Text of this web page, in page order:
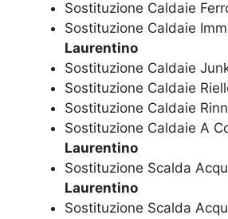
Sostituzione Caldaie
Sostituzione Caldaie
Laurentino
Sostituzione Caldaie
Sostituzione Caldaie
Sostituzione Caldaie
Sostituzione Caldaie A
Laurentino
Sostituzione Scalda
Laurentino
Sostituzione Scalda